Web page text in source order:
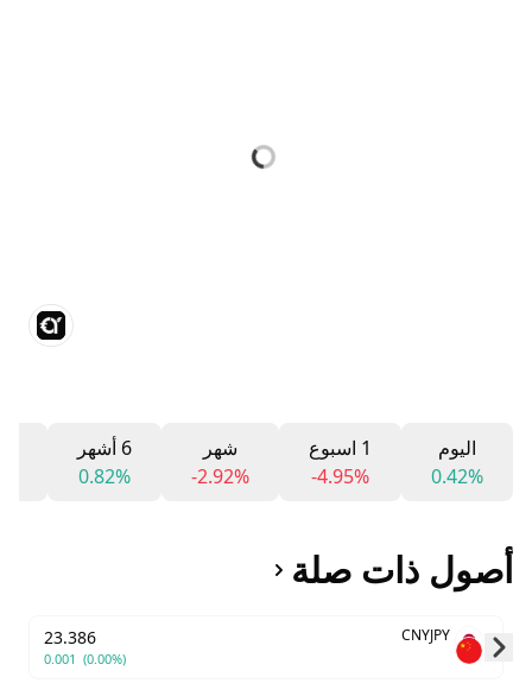
اليوم
0.42%
1 اسبوع
-4.95%
شهر
-2.92%
6 أشهر
0.82%
أصول ذات صلة
CNYJPY
23.386
0.001 (0.00%)